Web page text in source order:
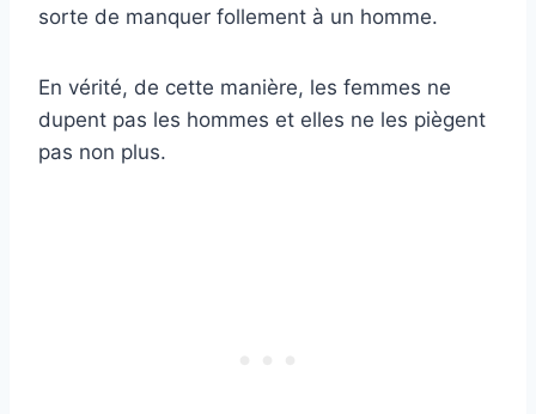
sorte de manquer follement à un homme.
En vérité, de cette manière, les femmes ne
dupent pas les hommes et elles ne les piègent
pas non plus.